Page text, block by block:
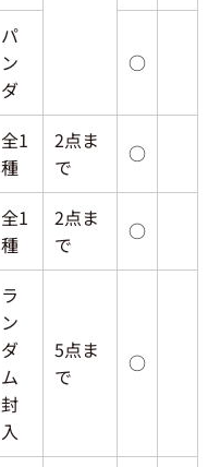
パ
ン
ダ
○
全1
種
2点ま
で
○
全1
種
2点ま
で
○
ラ
ン
ダ
ム
封
入
5点ま
で
○